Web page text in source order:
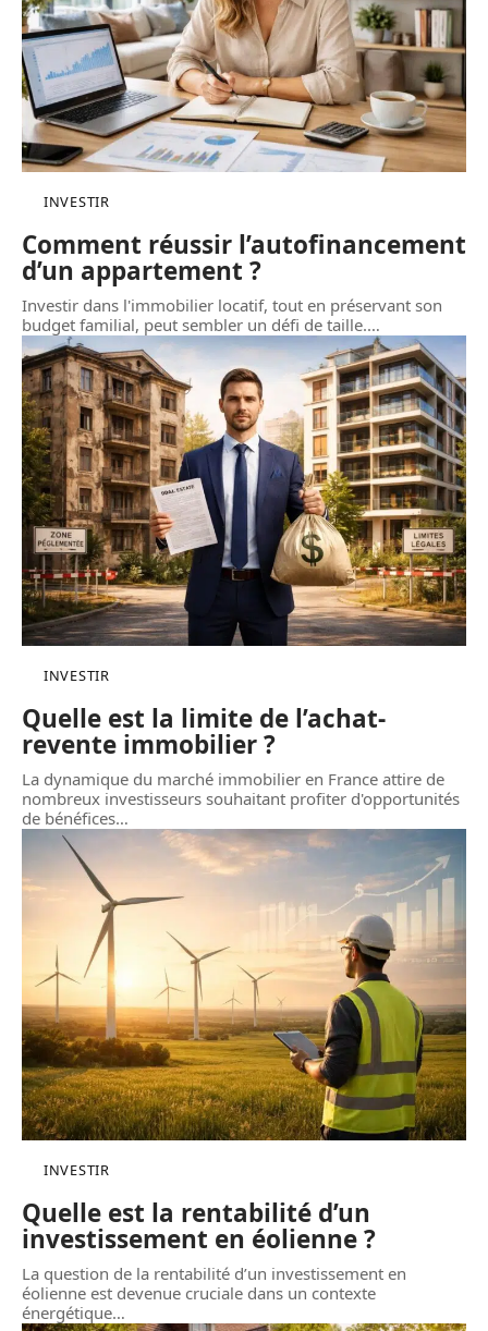
INVESTIR
Comment réussir l’autofinancement
d’un appartement ?
Investir dans l'immobilier locatif, tout en préservant son
budget familial, peut sembler un défi de taille.…
INVESTIR
Quelle est la limite de l’achat-
revente immobilier ?
La dynamique du marché immobilier en France attire de
nombreux investisseurs souhaitant profiter d'opportunités
de bénéfices…
INVESTIR
Quelle est la rentabilité d’un
investissement en éolienne ?
La question de la rentabilité d’un investissement en
éolienne est devenue cruciale dans un contexte
énergétique…